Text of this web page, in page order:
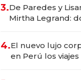
marcas "fast
3.De Paredes y
Mirtha Legrand:
4.El nuevo lujo
en Perú los